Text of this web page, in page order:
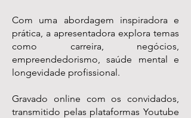
Com uma abordagem inspiradora e
prática, a apresentadora explora temas
como carreira, negócios,
empreendedorismo, saúde mental e
longevidade profissional.
Gravado online com os convidados,
transmitido pelas plataformas Youtube